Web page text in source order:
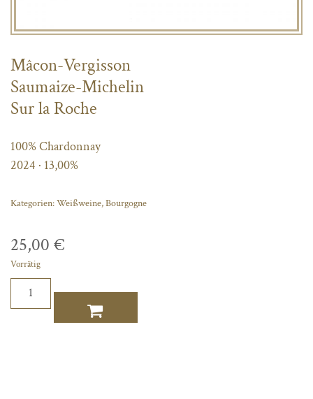
Mâcon-Vergisson
Saumaize-Michelin
Sur la Roche
100% Chardonnay
2024 · 13,00%
Kategorien:Weißweine,Bourgogne
25,00 €
Vorrätig
Saumaize-
Michelin